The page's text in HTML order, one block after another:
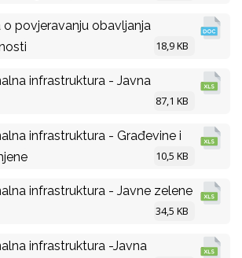
o povjeravanju obavljanja
18,9 KB
infrastruktura - Javna
87,1 KB
infrastruktura - Građevine i
10,5 KB
infrastruktura - Javne zelene
34,5 KB
infrastruktura -Javna